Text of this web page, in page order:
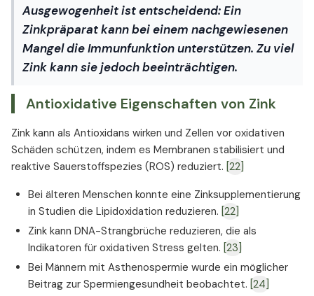
Ausgewogenheit ist entscheidend:Ein
Zinkpräparat kann bei einem nachgewiesenen
Mangel die Immunfunktion unterstützen. Zu viel
Zink kann sie jedoch beeinträchtigen.
Antioxidative Eigenschaften von Zink
Zink kann als Antioxidans wirken und Zellen vor oxidativen
Schäden schützen, indem es Membranen stabilisiert und
reaktive Sauerstoffspezies (ROS) reduziert. [22]
Bei älteren Menschen konnte eine Zinksupplementierung
in Studien die Lipidoxidation reduzieren. [22]
Zink kann DNA-Strangbrüche reduzieren, die als
Indikatoren für oxidativen Stress gelten. [23]
Bei Männern mit Asthenospermie wurde ein möglicher
Beitrag zur Spermiengesundheit beobachtet. [24]